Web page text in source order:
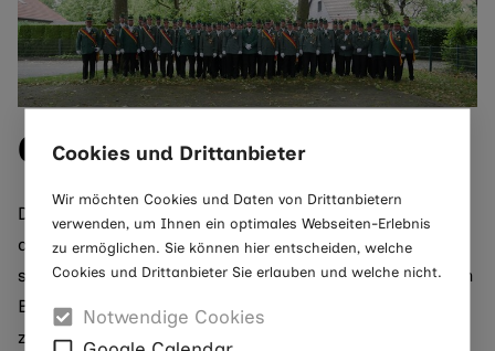
Cookies und Drittanbieter
Wir möchten Cookies und Daten von Drittanbietern
verwenden, um Ihnen ein optimales Webseiten-Erlebnis
zu ermöglichen. Sie können hier entscheiden, welche
Cookies und Drittanbieter Sie erlauben und welche nicht.
Notwendige Cookies
Ost-Kompanie
Die Ostkompanie, gegründet im Jahre 1959, zählt
aktuell 311 Schützen. Zugehörig der Ost-Kompanie
sind alle Mitglieder, die östlich der St. Alexius Kirche in
Benhausen wohnhaft sind. Das Kompanie-Wappen
zeigt den Pamelsche Warte.